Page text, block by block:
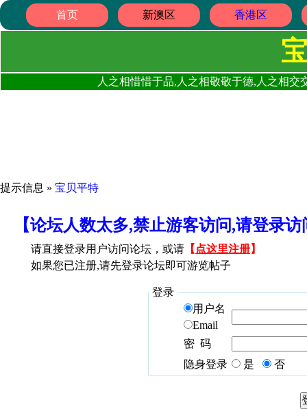
首页 新澳区 香港区
人之相惜惜于品,人之相敬敬于德,人之相
提示信息 » 宝贝平特
【论坛人数太多,禁止游客访问,请登录
请直接登录用户访问论坛，或请 【 点这里注册】
如果您已注册,请先登录论坛即可游览帖子
登录
用户名
Email
密 码
隐身登录
是 否